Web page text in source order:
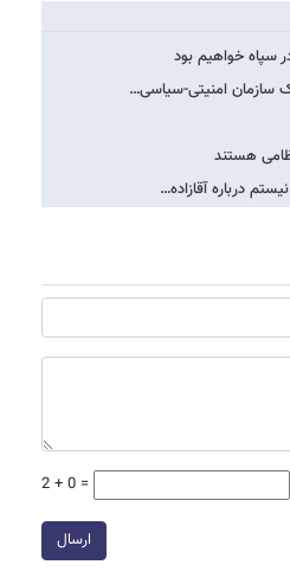
سپاه خواهیم بود
سازمان امنیتی-سیاسی…
هستند
درباره آقازاده…
2 + 0 =
ارسال